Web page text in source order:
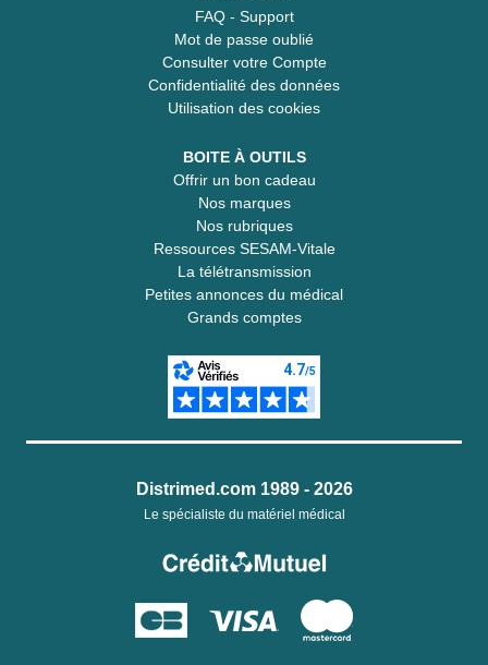
FAQ - Support
Mot de passe oublié
Consulter votre Compte
Confidentialité des données
Utilisation des cookies
BOITE À OUTILS
Offrir un bon cadeau
Nos marques
Nos rubriques
Ressources SESAM-Vitale
La télétransmission
Petites annonces du médical
Grands comptes
Distrimed.com 1989 - 2026
Le spécialiste du matériel médical